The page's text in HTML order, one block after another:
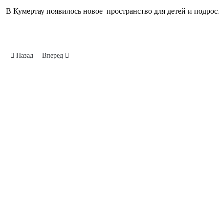
В Кумертау появилось новое пространство для детей и
Предыдущий: Лагеря дневного пребывания
Назад Следующий: День защиты детей в Кумертау
Вперед